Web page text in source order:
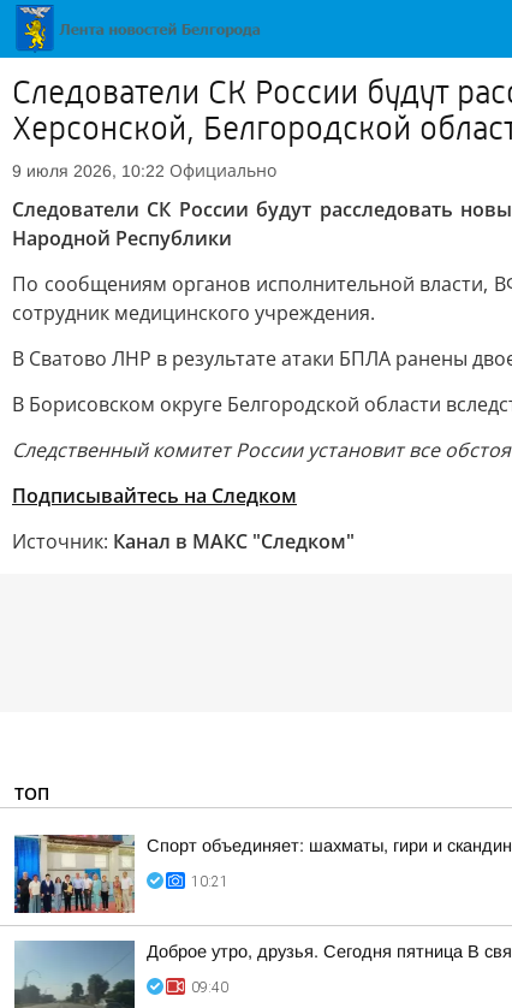
Следователи СК России будут
Херсонской, Белгородской
9 июля 2026, 10:22 Официально
Следователи СК России будут расследовать
Народной Республики
По сообщениям органов исполнительной власти,
сотрудник медицинского учреждения.
В Сватово ЛНР в результате атаки БПЛА ранены
В Борисовском округе Белгородской области
Следственный комитет России установит все
Подписывайтесь на Следком
Источник: Канал в МАКС "Следком"
ТОП
Спорт объединяет: шахматы, гири и
10:21
Доброе утро, друзья. Сегодня пятница В
09:40